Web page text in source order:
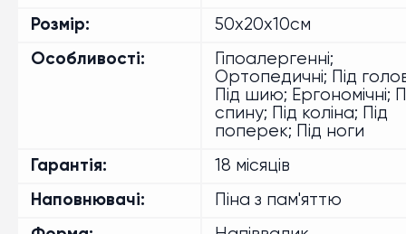
Розмір
50х20х10см
Особливості
Гіпоалергенні;
Ортопедичні; Під
Під шию; Ергономічні;
спину; Під коліна; Під
поперек; Під ноги
Гарантія
18 місяців
Наповнювачі
Піна з пам'яттю